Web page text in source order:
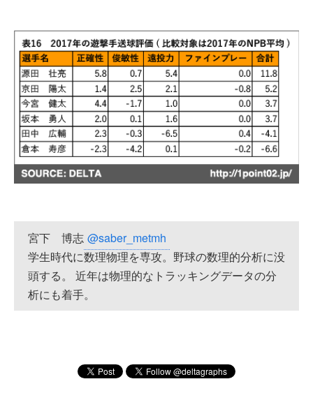
宮下 博志 @saber_metmh
学生時代に数理物理を専攻。野球の数理的分析に没
頭する。 近年は物理的なトラッキングデータの分
析にも着手。